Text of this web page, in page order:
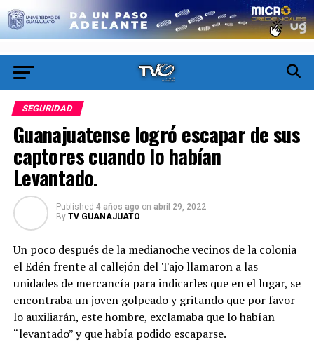
SEGURIDAD
Guanajuatense logró escapar de sus
captores cuando lo habían
Levantado.
Published 4 años ago on abril 29, 2022
By TV GUANAJUATO
Un poco después de la medianoche vecinos de la colonia
el Edén frente al callejón del Tajo llamaron a las
unidades de mercancía para indicarles que en el lugar, se
encontraba un joven golpeado y gritando que por favor
lo auxiliarán, este hombre, exclamaba que lo habían
“levantado” y que había podido escaparse.